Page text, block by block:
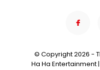
© Copyright 2026 -
Ha Ha